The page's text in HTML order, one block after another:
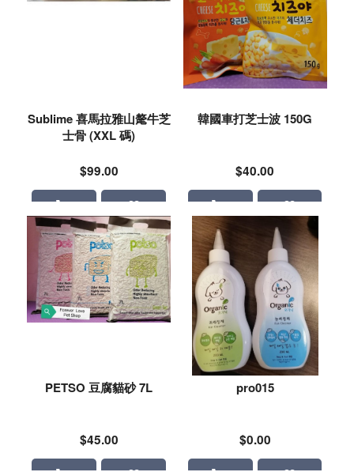
Sublime 喜馬拉雅山氂牛芝
士骨 (XXL 碼)
$99.00
韓國車打芝士波 150G
$40.00
PETSO 豆腐貓砂 7L
$45.00
pro015
$0.00